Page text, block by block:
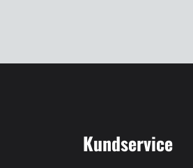
Kundservice